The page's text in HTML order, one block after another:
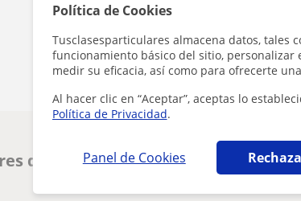
Política de Cookies
Tusclasesparticulares almacena datos, tales
funcionamiento básico del sitio, personalizar
medir su eficacia, así como para ofrecerte
Al hacer clic en “Aceptar”, aceptas lo
Política de Privacidad.
Panel de Cookies
¿Hay algún error en
de B1 PET en Zaragoza que